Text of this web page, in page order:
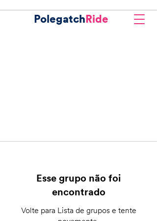
PolegatchRide
Esse grupo não foi
encontrado
Volte para Lista de grupos e tente